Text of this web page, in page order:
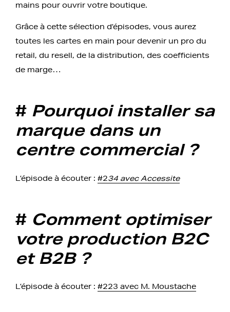
mains pour ouvrir votre boutique.
Grâce à cette sélection d’épisodes, vous aurez
toutes les cartes en main pour devenir un pro du
retail, du resell, de la distribution, des coefficients
de marge…
# Pourquoi installer sa
marque dans un
centre commercial ?
L’épisode à écouter : #234 avec Accessite
# Comment optimiser
votre production B2C
et B2B ?
L’épisode à écouter : #223 avec M. Moustache